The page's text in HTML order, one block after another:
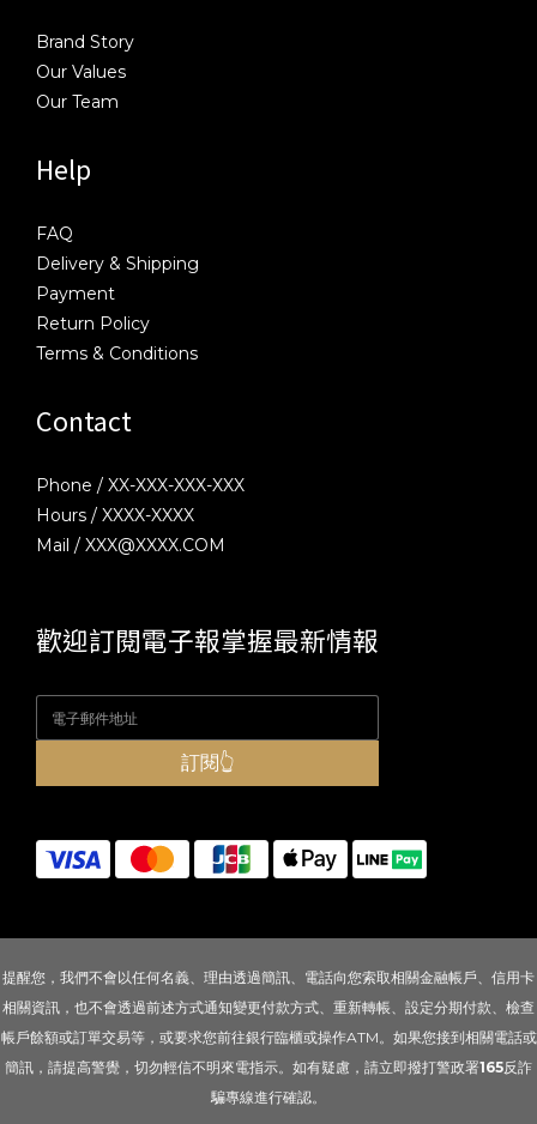
Brand Story
Our Values
Our Team
Help
FAQ
Delivery & Shipping
Payment
Return Policy
Terms & Conditions
Contact
Phone / XX-XXX-XXX-XXX
Hours / XXXX-XXXX
Mail / XXX@XXXX.COM
歡迎訂閱電子報掌握最新情報
訂閱👆
提醒您，我們不會以任何名義、理由透過簡訊、電話向您索取相關金融帳戶、信用卡
相關資訊，也不會透過前述方式通知變更付款方式、重新轉帳、設定分期付款、檢查
帳戶餘額或訂單交易等，或要求您前往銀行臨櫃或操作ATM。如果您接到相關電話或
簡訊，請提高警覺，切勿輕信不明來電指示。如有疑慮，請立即撥打警政署165反詐
騙專線進行確認。